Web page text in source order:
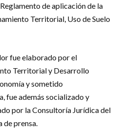
de aplicación de la
Territorial, Uso de Suelo
fue elaborado por el
Territorial y Desarrollo
y sometido
fue además socializado y
por la Consultoría Jurídica del
prensa.